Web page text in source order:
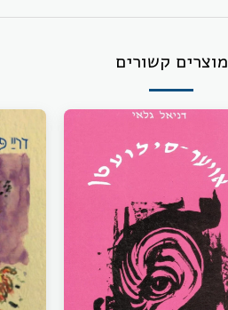
מוצרים קשורים